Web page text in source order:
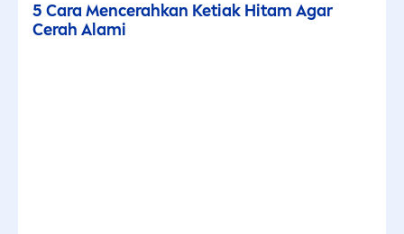
5 CaraMencerahkan Ketiak Hitam Agar
Cerah Alami